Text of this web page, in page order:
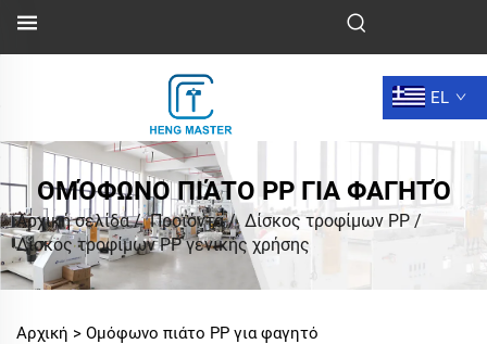
EL
ΟΜΌΦΩΝΟ ΠΙΆΤΟ PP ΓΙΑ ΦΑΓΗΤΌ
Αρχική σελίδα/Προϊόντα/ Δίσκος τροφίμων PP /
Δίσκος τροφίμων PP γενικής χρήσης
Αρχική > Ομόφωνο πιάτο PP για φαγητό